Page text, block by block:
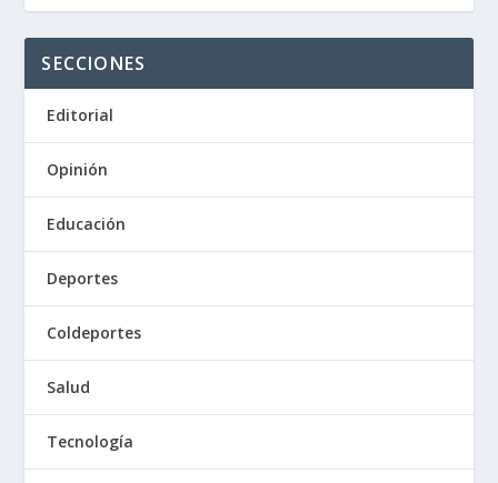
SECCIONES
Editorial
Opinión
Educación
Deportes
Coldeportes
Salud
Tecnología